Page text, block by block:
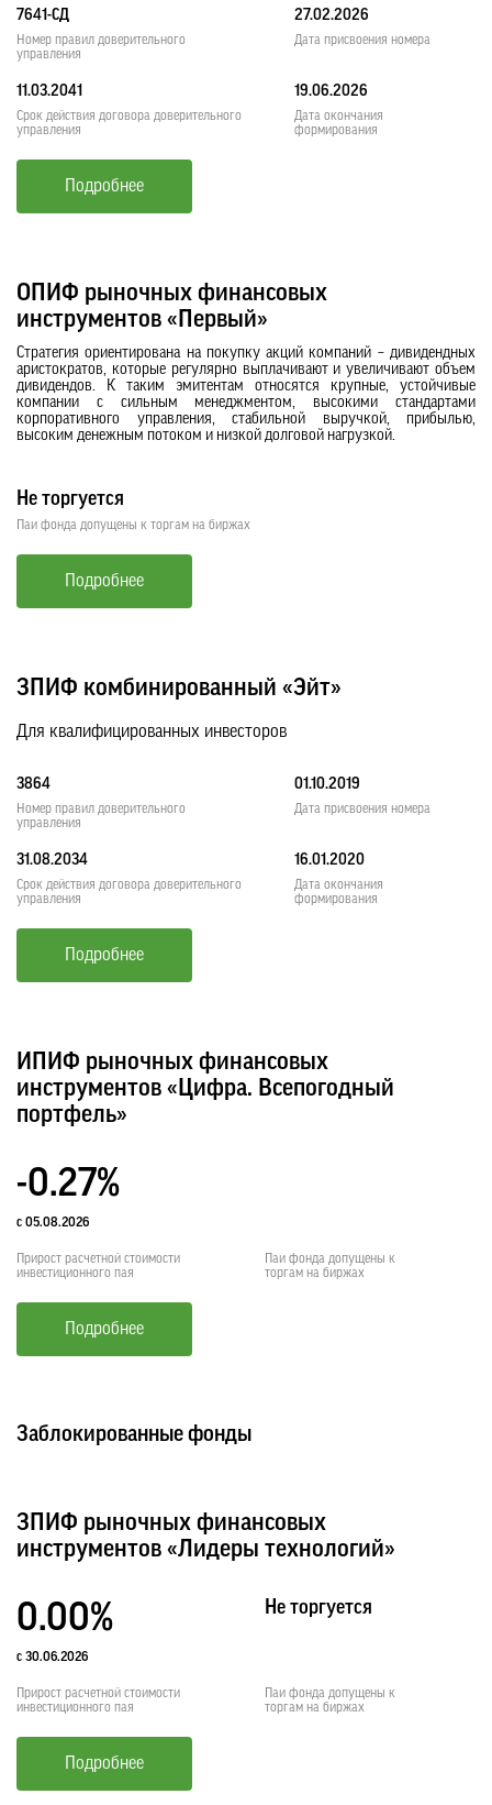
7641-СД 27.02.2026
Номер правил доверительного
управления
Дата присвоения номера
11.03.2041 19.06.2026
Срок действия договора доверительного
управления
Дата окончания
формирования
Подробнее
ОПИФ рыночных финансовых
инструментов «Первый»
Стратегия ориентирована на покупку акций компаний – дивидендных
аристократов, которые регулярно выплачивают и увеличивают объем
дивидендов. К таким эмитентам относятся крупные, устойчивые
компании с сильным менеджментом, высокими стандартами
корпоративного управления, стабильной выручкой, прибылью,
высоким денежным потоком и низкой долговой нагрузкой.
Не торгуется
Паи фонда допущены к торгам на биржах
Подробнее
ЗПИФ комбинированный «Эйт»
Для квалифицированных инвесторов
3864 01.10.2019
Номер правил доверительного
управления
Дата присвоения номера
31.08.2034 16.01.2020
Срок действия договора доверительного
управления
Дата окончания
формирования
Подробнее
ИПИФ рыночных финансовых
инструментов «Цифра. Всепогодный
портфель»
-0.27%
с 05.08.2026
Прирост расчетной стоимости
инвестиционного пая
Паи фонда допущены к
торгам на биржах
Подробнее
Заблокированные фонды
ЗПИФ рыночных финансовых
инструментов «Лидеры технологий»
0.00%
с 30.06.2026
Не торгуется
Прирост расчетной стоимости
инвестиционного пая
Паи фонда допущены к
торгам на биржах
Подробнее